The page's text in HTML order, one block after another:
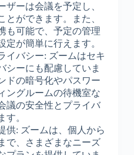
ザーは会議を予定し、
とができます。また、
も可能で、予定の管理
定が簡単に行えます。
イバシー: ズームはセキ
シーにも配慮していま
ドの暗号化やパスワー
ングルームの待機室な
議の安全性とプライバ
す。
供: ズームは、個人から
で、さまざまなニーズ